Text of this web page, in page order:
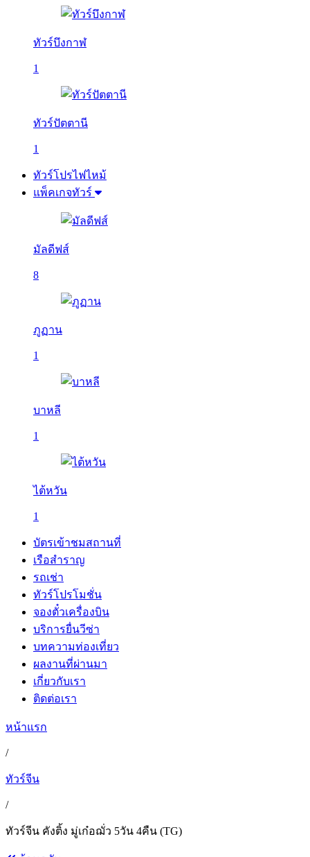
ทัวร์บึงกาฬ
1
ทัวร์ปัตตานี
1
ทัวร์โปรไฟไหม้
แพ็คเกจทัวร์
มัลดีฟส์
8
ภูฏาน
1
บาหลี
1
ไต้หวัน
1
บัตรเข้าชมสถานที่
เรือสำราญ
รถเช่า
ทัวร์โปรโมชั่น
จองตั๋วเครื่องบิน
บริการยื่นวีซ่า
บทความท่องเที่ยว
ผลงานที่ผ่านมา
เกี่ยวกับเรา
ติดต่อเรา
หน้าแรก
/
ทัวร์จีน
/
ทัวร์จีน คังติ้ง มู่เก๋อฌั่ว 5วัน 4คืน (TG)